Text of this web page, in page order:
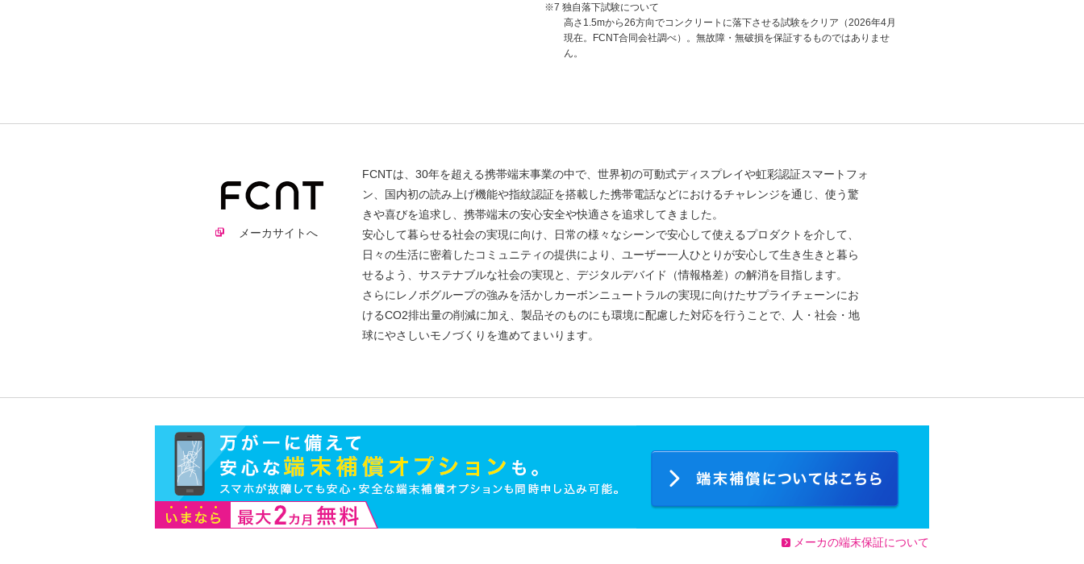
独自落下試験について
高さ1.5mから26方向でコンクリートに落下させる試験をクリア（2026年4月
現在。FCNT合同会社調べ）。無故障・無破損を保証するものではありませ
ん。
メーカサイトへ
FCNTは、30年を超える携帯端末事業の中で、世界初の可動式ディスプレイや虹彩認証スマートフォ
ン、国内初の読み上げ機能や指紋認証を搭載した携帯電話などにおけるチャレンジを通じ、使う驚
きや喜びを追求し、携帯端末の安心安全や快適さを追求してきました。
安心して暮らせる社会の実現に向け、日常の様々なシーンで安心して使えるプロダクトを介して、
日々の生活に密着したコミュニティの提供により、ユーザー一人ひとりが安心して生き生きと暮ら
せるよう、サステナブルな社会の実現と、デジタルデバイド（情報格差）の解消を目指します。
さらにレノボグループの強みを活かしカーボンニュートラルの実現に向けたサプライチェーンにお
けるCO2排出量の削減に加え、製品そのものにも環境に配慮した対応を行うことで、人・社会・地
球にやさしいモノづくりを進めてまいります。
メーカの端末保証について